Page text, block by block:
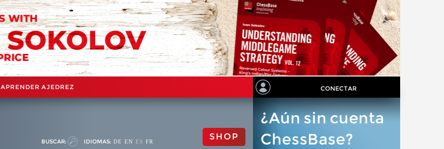
APRENDER AJEDREZ CONECTAR
BUSCAR: IDIOMAS: DE EN ES FR SHOP
¿Aún sin cuenta
ChessBase?